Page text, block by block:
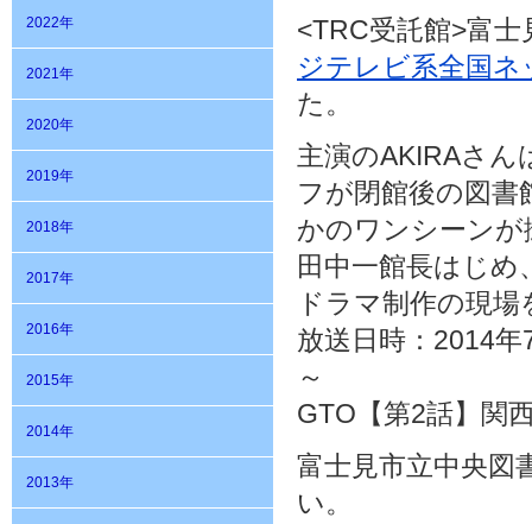
2022年
2021年
2020年
2019年
2018年
2017年
2016年
2015年
2014年
2013年
<TRC受託館>富
ジテレビ系全国
た。
主演のAKIRAさ
フが閉館後の図
かのワンシーン
田中一館長はじ
ドラマ制作の現
放送日時：2014
～
GTO【第2話】関
富士見市立中央図
い。